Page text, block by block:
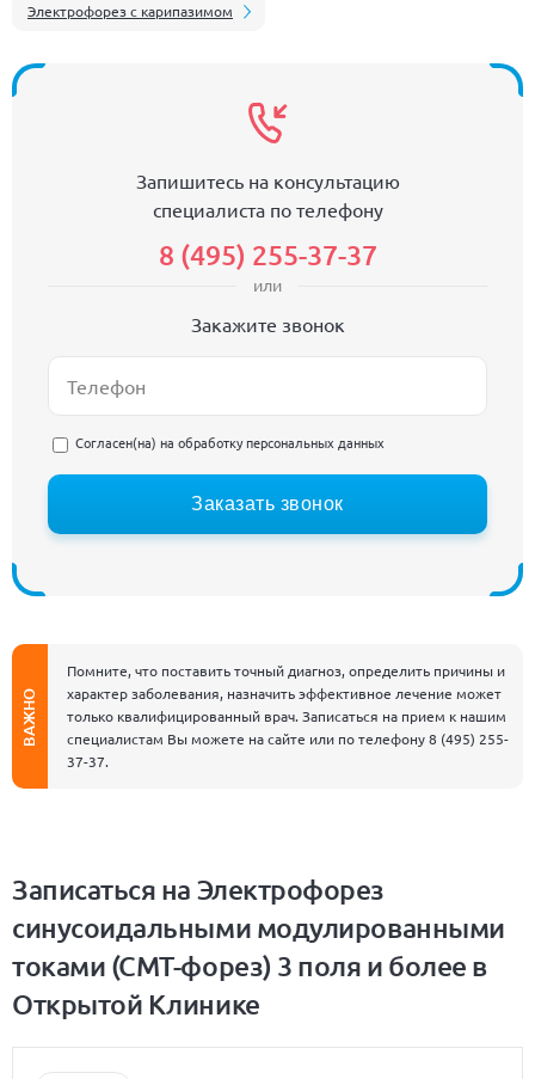
Электрофорез с карипазимом
Запишитесь на консультацию
специалиста по телефону
8 (495) 255-37-37
или
Закажите звонок
Согласен(на) на обработку персональных данных
Заказать звонок
ВАЖНО
Помните, что поставить точный диагноз, определить причины и
характер заболевания, назначить эффективное лечение может
только квалифицированный врач. Записаться на прием к нашим
специалистам Вы можете на сайте или по телефону8 (495) 255-
37-37.
Записаться на Электрофорез
синусоидальными модулированными
токами (СМТ-форез) 3 поля и более в
Открытой Клинике